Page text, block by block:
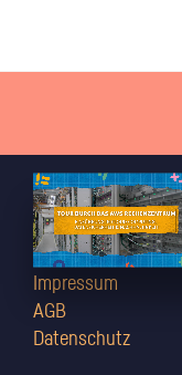
Impressum
AGB
Datenschutz